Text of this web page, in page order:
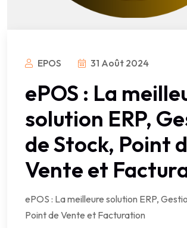
EPOS 31 Août 2024
ePOS : La
solution ERP,
de Stock, Point
Vente et
ePOS : La meilleure solution ERP,
Point de Vente et Facturation